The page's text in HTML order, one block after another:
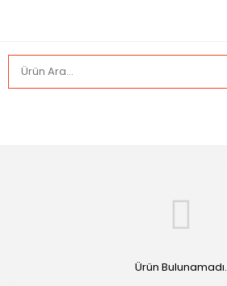
Ürün Bulunamadı.